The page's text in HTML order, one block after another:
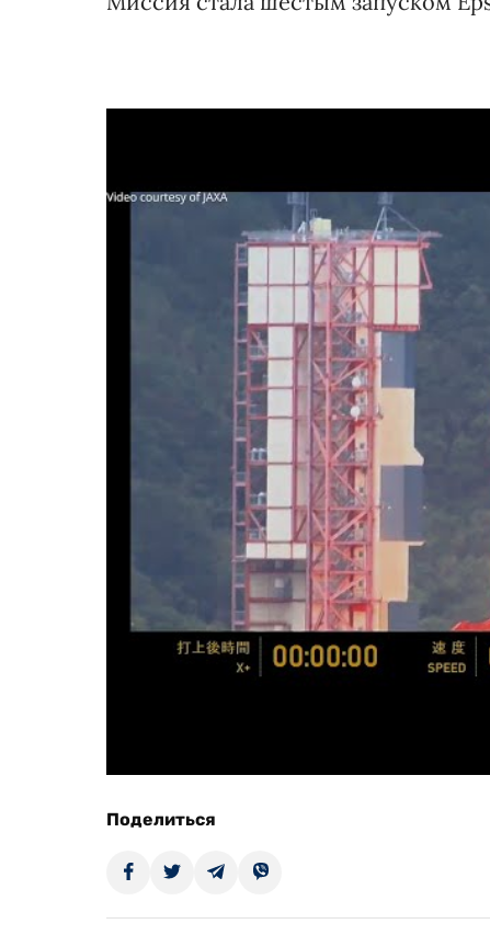
Поделиться